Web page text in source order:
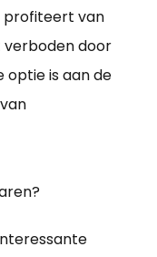
profiteert van
door
optie is aan de